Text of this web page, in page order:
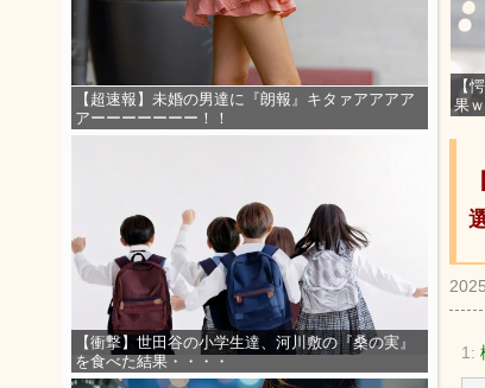
【超速報】未婚の男達に『朗報』キタァアアアア
アーーーーーーー！！
【衝撃】世田谷の小学生達、河川敷の『桑の実』
を食べた結果・・・・
【
果
1: